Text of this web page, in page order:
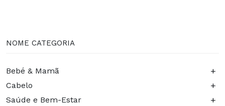
NOME CATEGORIA
Bebé & Mamã +
Cabelo +
Saúde e Bem-Estar +